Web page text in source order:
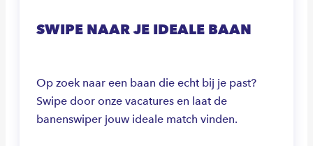
SWIPE NAAR JE IDEALE BAAN
Op zoek naar een baan die echt bij je past?
Swipe door onze vacatures en laat de
banenswiper jouw ideale match vinden.